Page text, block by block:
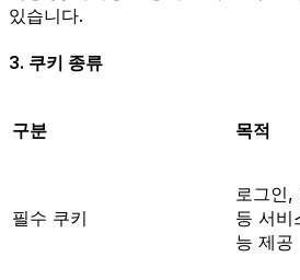
있습니다.
3. 쿠키 종류
구분 목적
필수 쿠키
로그인,
등 서비
능 제공